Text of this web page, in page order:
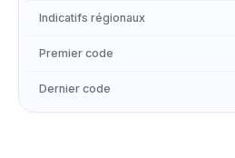
Indicatifs régionaux
Premier code
Dernier code